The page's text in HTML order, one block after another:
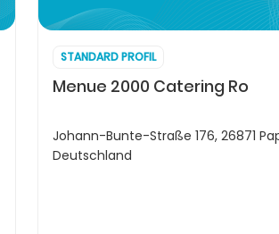
STANDARD PROFIL
Menue 2000 Catering Ro
Johann-Bunte-Straße 176, 26871
Deutschland